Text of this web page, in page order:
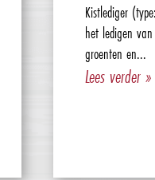
Kistlediger
het ledigen
groenten en...
Lees verder »